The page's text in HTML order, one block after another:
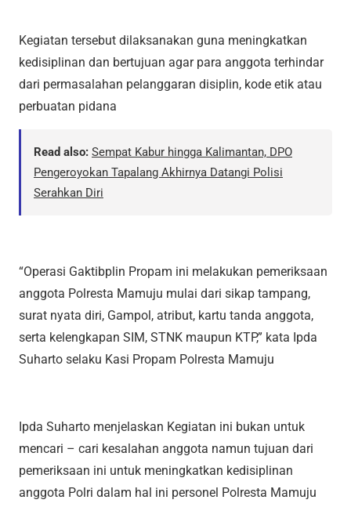
Kegiatan tersebut dilaksanakan guna meningkatkan
kedisiplinan dan bertujuan agar para anggota terhindar
dari permasalahan pelanggaran disiplin, kode etik atau
perbuatan pidana
Read also: Sempat Kabur hingga Kalimantan, DPO
Pengeroyokan Tapalang Akhirnya Datangi Polisi
Serahkan Diri
“Operasi Gaktibplin Propam ini melakukan pemeriksaan
anggota Polresta Mamuju mulai dari sikap tampang,
surat nyata diri, Gampol, atribut, kartu tanda anggota,
serta kelengkapan SIM, STNK maupun KTP,” kata Ipda
Suharto selaku Kasi Propam Polresta Mamuju
Ipda Suharto menjelaskan Kegiatan ini bukan untuk
mencari – cari kesalahan anggota namun tujuan dari
pemeriksaan ini untuk meningkatkan kedisiplinan
anggota Polri dalam hal ini personel Polresta Mamuju